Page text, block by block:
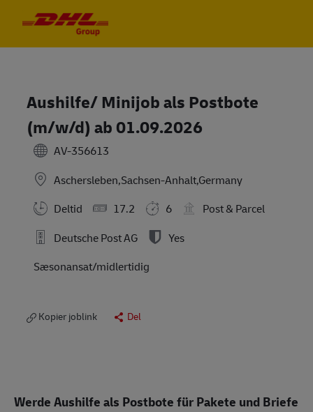
Aushilfe/ Minijob als Postbote
(m/w/d) ab 01.09.2026
AV-356613
Aschersleben,Sachsen-Anhalt,Germany
Deltid
17.2 6
Post & Parcel
Deutsche Post AG
Yes
Sæsonansat/midlertidig
Kopier joblink Del
Werde Aushilfe als Postbote für Pakete und Briefe